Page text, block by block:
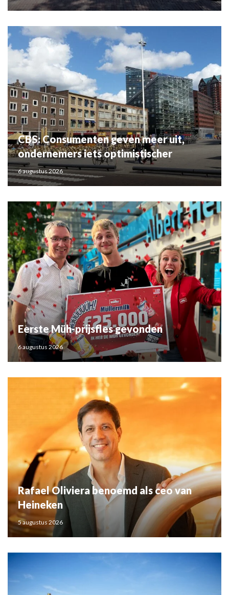
CBS: Consumenten geven meer uit,
ondernemers iets optimistischer
6 augustus 2026
Eerste Müh-prijsfles gevonden
6 augustus 2026
Rafael Oliviera benoemd als ceo van
Heineken
5 augustus 2026